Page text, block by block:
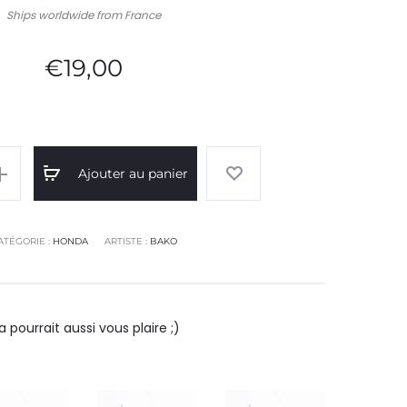
Ships worldwide from France
€19,00
Ajouter au panier
: HONDA ARTISTE : BAKO
pourrait aussi vous plaire ;)